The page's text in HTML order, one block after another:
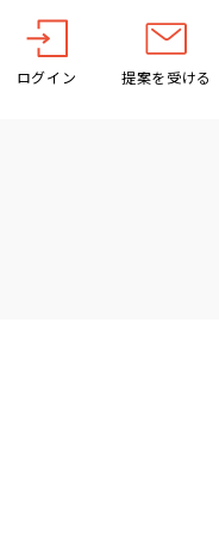
ログイン 提案を受ける